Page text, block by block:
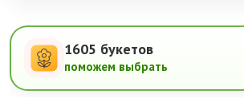
1605 букетов
поможем выбрать